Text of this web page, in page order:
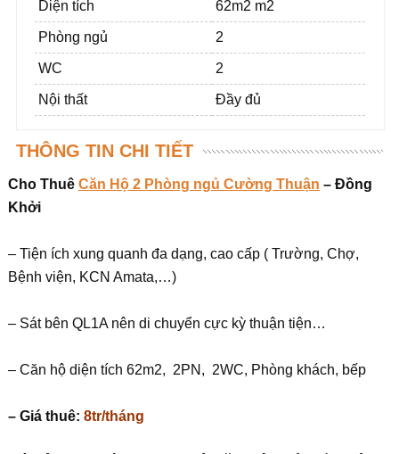
Diện tích 62m2 m2
Phòng ngủ 2
WC 2
Nội thất Đầy đủ
THÔNG TIN CHI TIẾT
Cho Thuê Căn Hộ 2 Phòng ngủ Cường Thuận – Đồng
Khởi
– Tiện ích xung quanh đa dạng, cao cấp ( Trường, Chợ,
Bệnh viện, KCN Amata,…)
– Sát bên QL1A nên di chuyển cực kỳ thuận tiện…
– Căn hộ diện tích 62m2, 2PN, 2WC, Phòng khách, bếp
– Giá thuê: 8tr/tháng